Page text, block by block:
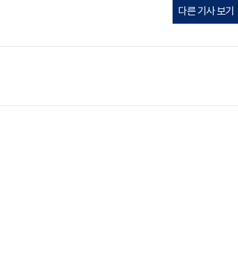
다른 기사 보기